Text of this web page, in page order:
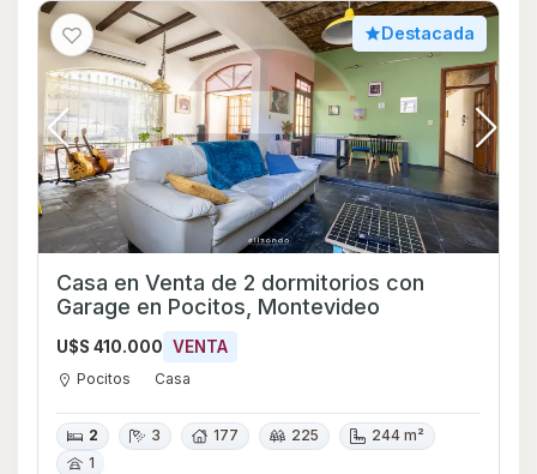
Destacada
Casa en Venta de 2 dormitorios con
Garage en Pocitos, Montevideo
U$S 410.000 VENTA
Pocitos Casa
2 3 177 225
244 m²
1